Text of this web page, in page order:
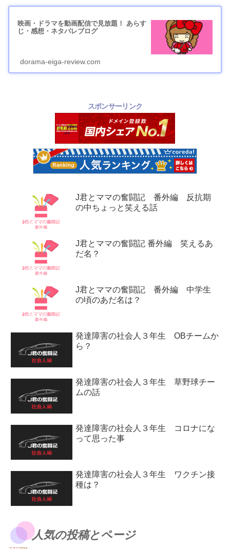
映画・ドラマを動画配信で見放題！ あらす
じ・感想・ネタバレブログ
dorama-eiga-review.com
スポンサーリンク
J君とママの奮闘記 番外編 反抗期
の中ちょっと笑える話
J君とママの奮闘記 番外編 笑えるあ
だ名？
J君とママの奮闘記 番外編 中学生
の頃のあだ名は？
発達障害の社会人３年生 OBチームか
ら？
発達障害の社会人３年生 草野球チー
ムの話
発達障害の社会人３年生 コロナにな
って思った事
発達障害の社会人３年生 ワクチン接
種は？
人気の投稿とページ